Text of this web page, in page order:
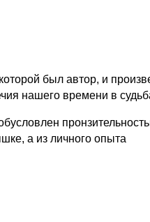
был автор, и
нашего времени в
а из личного опыта